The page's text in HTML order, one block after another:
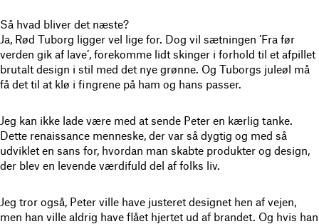
Så hvad bliver det næste?
Ja, Rød Tuborg ligger vel lige for. Dog vil sætningen ’Fra før
verden gik af lave’, forekomme lidt skinger i forhold til et afpillet
brutalt design i stil med det nye grønne. Og Tuborgs juleøl må
få det til at klø i fingrene på ham og hans passer.
Jeg kan ikke lade være med at sende Peter en kærlig tanke.
Dette renaissance menneske, der var så dygtig og med så
udviklet en sans for, hvordan man skabte produkter og design,
der blev en levende værdifuld del af folks liv.
Jeg tror også, Peter ville have justeret designet hen af vejen,
men han ville aldrig have flået hjertet ud af brandet. Og hvis han